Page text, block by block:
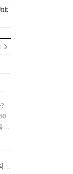
록의 은퇴 후 삶의 나침반
도
경[신간] 물처럼 흐르고 원칙으로 서다…김용환의 통찰을 담다